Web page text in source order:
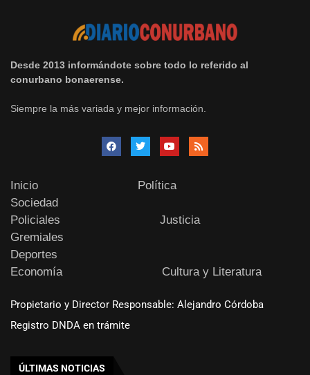
Desde 2013 informándote sobre todo lo referido al
conurbano bonaerense.
Siempre la más variada y mejor información.
Inicio
Política
Sociedad
Policiales
Justicia
Gremiales
Deportes
Economía
Cultura y Literatura
Propietario y Director Responsable: Alejandro Córdoba
Registro DNDA en trámite
ÚLTIMAS NOTICIAS